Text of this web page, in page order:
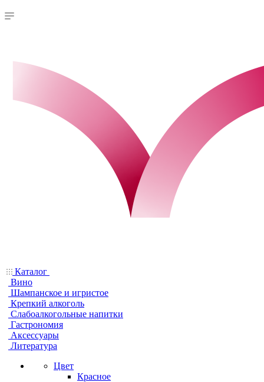
Каталог
Вино
Шампанское и игристое
Крепкий алкоголь
Слабоалкогольные напитки
Гастрономия
Аксессуары
Литература
Цвет
Красное